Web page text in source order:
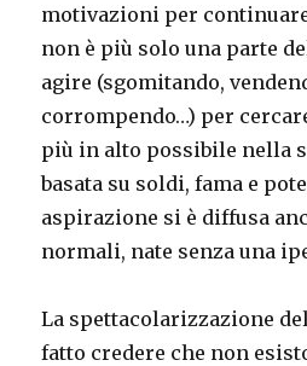
motivazioni per
non è più solo una parte
agire (sgomitando,
corrompendo…) per
più in alto possibile nella
basata su soldi, fama e
aspirazione si è diffusa
normali, nate senza una
La spettacolarizzazione
fatto credere che non